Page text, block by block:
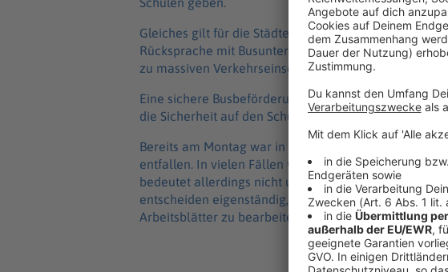
Gleiches gilt für die Städte Erlangen, Bamberg,
Rücksprache mit Busunternehmen und
zu massiven Verkehrseinschränkungen, hieß es in
Eine sichere Busbeförderung sei nicht zu
die Sicherheit auf den Schulwegen könne nicht
Bereits am Montag war in zahlreichen Landkreisen
entfallen. In vielen Fällen wurden Notbetreuungen
bedeutet allerdings nicht unbedingt, dass der
entscheiden eigenständig, ob der Unterricht etwa
Arbeitsblätter zu bearbeiten sind.